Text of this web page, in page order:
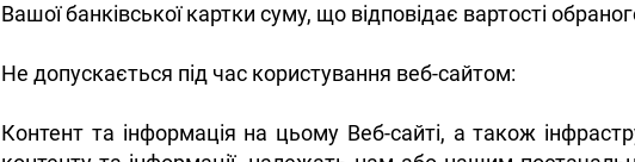
Вашої банківської картки суму, що відповідає вартості
Не допускається під час користування веб-сайтом:
Контент та інформація на цьому Веб-сайті, а також